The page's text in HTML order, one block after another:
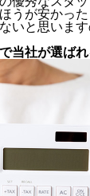
うが安かっ
いと思いま
当社が選ば